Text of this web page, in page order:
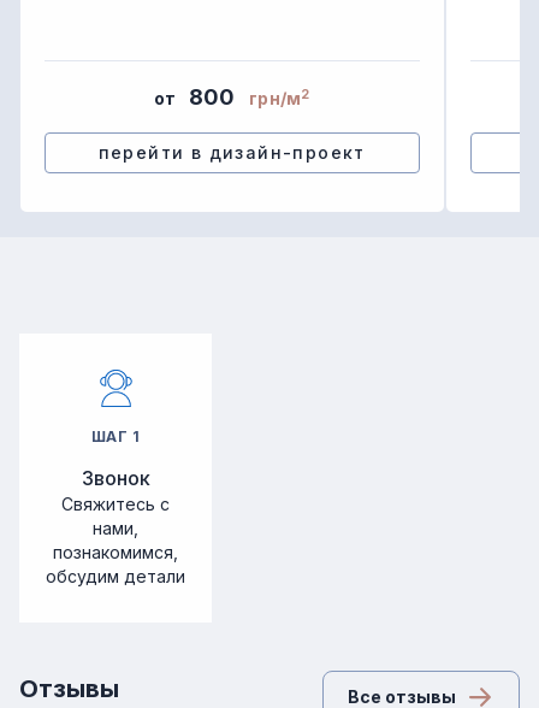
от 800 грн/м2
перейти в дизайн-проект
ШАГ 1
Звонок
Свяжитесь с
нами,
познакомимся,
обсудим детали
Отзывы Все отзывы